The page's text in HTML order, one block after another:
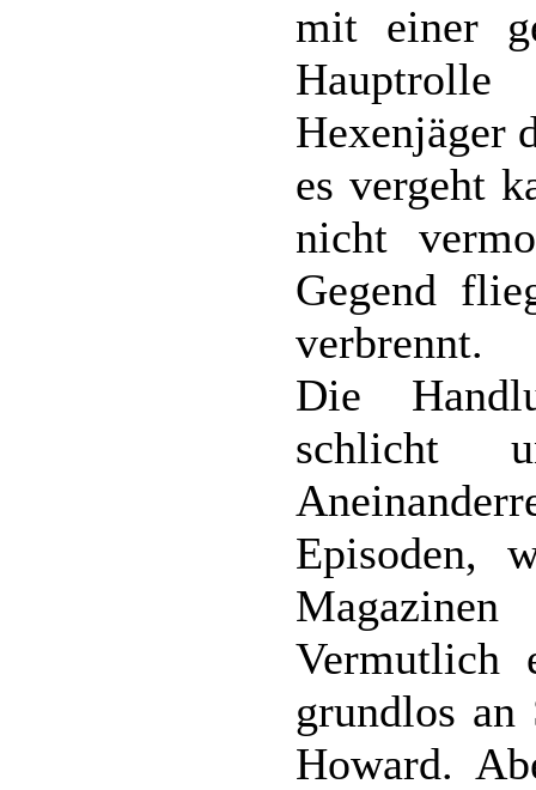
mit einer
Hexenjäger
es vergeht
nicht
Gegend
verbrennt.
Die
schlicht
Episoden,
Vermutlich
grundlos
Howard.